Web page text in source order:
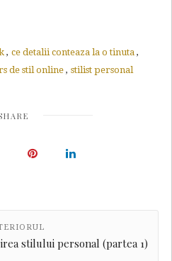
, ce detalii conteaza la o tinuta ,
de stil online , stilist personal
stilului personal (partea 1)